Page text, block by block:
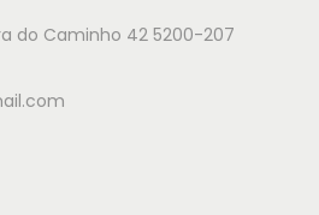
do Caminho 42 5200-207